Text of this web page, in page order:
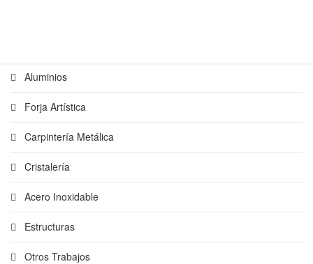
Aluminios
Forja Artística
Carpintería Metálica
Cristalería
Acero Inoxidable
Estructuras
Otros Trabajos